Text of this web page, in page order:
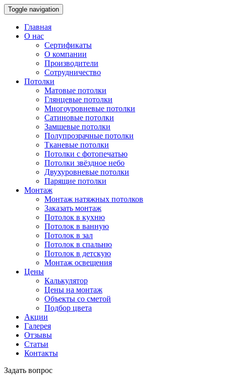
Toggle navigation
Главная
О нас
Сертификаты
О компании
Производители
Сотрудничество
Потолки
Матовые потолки
Глянцевые потолки
Многоуровневые потолки
Сатиновые потолки
Замшевые потолки
Полупрозрачные потолки
Тканевые потолки
Потолки с фотопечатью
Потолки звёздное небо
Двухуровневые потолки
Парящие потолки
Монтаж
Монтаж натяжных потолков
Заказать монтаж
Потолок в кухню
Потолок в ванную
Потолок в зал
Потолок в спальню
Потолок в детскую
Монтаж освещения
Цены
Калькулятор
Цены на монтаж
Объекты со сметой
Подбор цвета
Акции
Галерея
Отзывы
Статьи
Контакты
Задать вопрос